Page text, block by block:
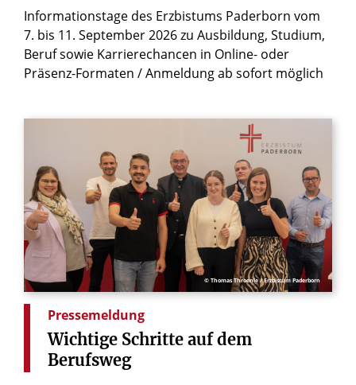
Informationstage des Erzbistums Paderborn vom
7. bis 11. September 2026 zu Ausbildung, Studium,
Beruf sowie Karrierechancen in Online- oder
Präsenz-Formaten / Anmeldung ab sofort möglich
© Thomas Throenle / Erzbistum Paderborn
Pressemeldung
Wichtige Schritte auf dem
Berufsweg